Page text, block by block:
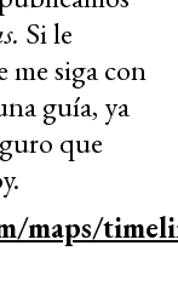
Si le
me siga con
guía, ya
que
maps/